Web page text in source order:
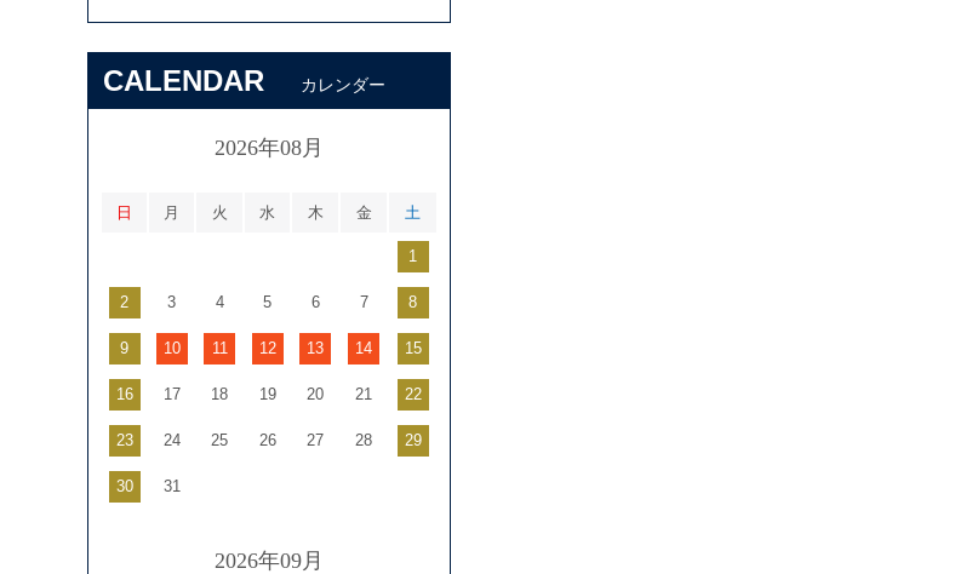
CALENDAR カレンダー
2026年08月
日 月 火 水 木 金 土
1
2 3 4 5 6 7 8
9 10 11 12 13 14 15
16 17 18 19 20 21 22
23 24 25 26 27 28 29
30 31
2026年09月